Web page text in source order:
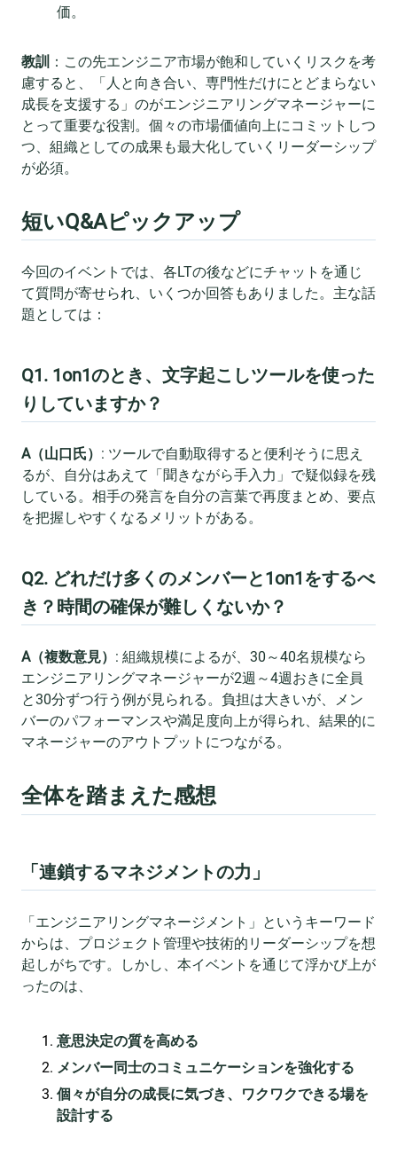
価。
教訓 ：この先エンジニア市場が飽和していくリスクを考
慮すると、「人と向き合い、専門性だけにとどまらない
成長を支援する」のがエンジニアリングマネージャーに
とって重要な役割。個々の市場価値向上にコミットしつ
つ、組織としての成果も最大化していくリーダーシップ
が必須。
短いQ&Aピックアップ
今回のイベントでは、各LTの後などにチャットを通じ
て質問が寄せられ、いくつか回答もありました。主な話
題としては：
Q1. 1on1のとき、文字起こしツールを使った
りしていますか？
A（山口氏） : ツールで自動取得すると便利そうに思え
るが、自分はあえて「聞きながら手入力」で疑似録を残
している。相手の発言を自分の言葉で再度まとめ、要点
を把握しやすくなるメリットがある。
Q2. どれだけ多くのメンバーと1on1をするべ
き？時間の確保が難しくないか？
A（複数意見） : 組織規模によるが、30～40名規模なら
エンジニアリングマネージャーが2週～4週おきに全員
と30分ずつ行う例が見られる。負担は大きいが、メン
バーのパフォーマンスや満足度向上が得られ、結果的に
マネージャーのアウトプットにつながる。
全体を踏まえた感想
「連鎖するマネジメントの力」
「エンジニアリングマネージメント」というキーワード
からは、プロジェクト管理や技術的リーダーシップを想
起しがちです。しかし、本イベントを通じて浮かび上が
ったのは、
意思決定の質を高める
メンバー同士のコミュニケーションを強化する
個々が自分の成長に気づき、ワクワクできる場を
設計する